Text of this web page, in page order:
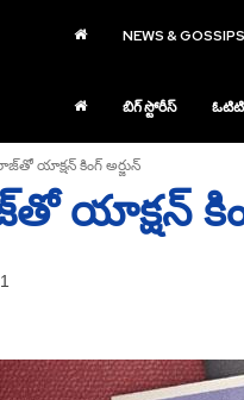
NEWS & GOSSIPS
బిగ్ స్టోరీస్ ఓటిటి
యాక్షన్‌ కింగ్ అర్జున్
కింగ్